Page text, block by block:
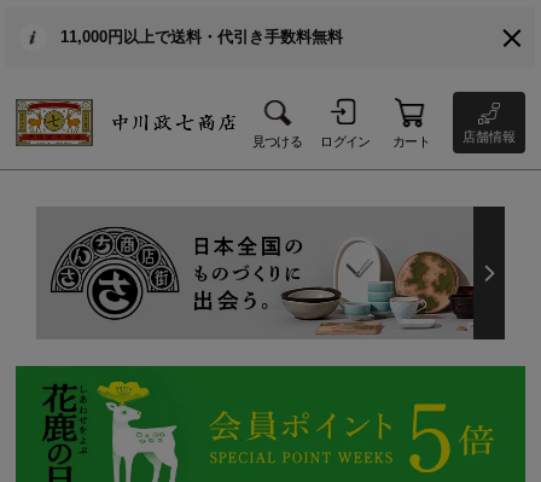
11,000円以上で送料・代引き手数料無料
見つける ログイン カート 店舗情報